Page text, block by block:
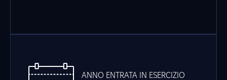
ANNO ENTRATA IN ESERCIZIO